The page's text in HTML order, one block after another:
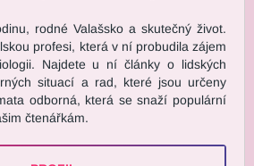
rodné Valašsko a skutečný život.
profesi, která v ní probudila zájem
Najdete u ní články o lidských
situací a rad, které jsou určeny
odborná, která se snaží populární
čtenářkám.